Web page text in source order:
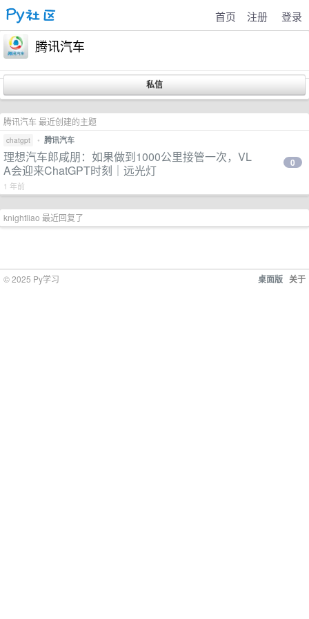
首页 注册 登录
腾讯汽车
腾讯汽车 最近创建的主题
chatgpt • 腾讯汽车
理想汽车郎咸朋：如果做到1000公里接管一次，VL
A会迎来ChatGPT时刻｜远光灯
1 年前
0
knightliao 最近回复了
桌面版 关于
© 2025 Py学习